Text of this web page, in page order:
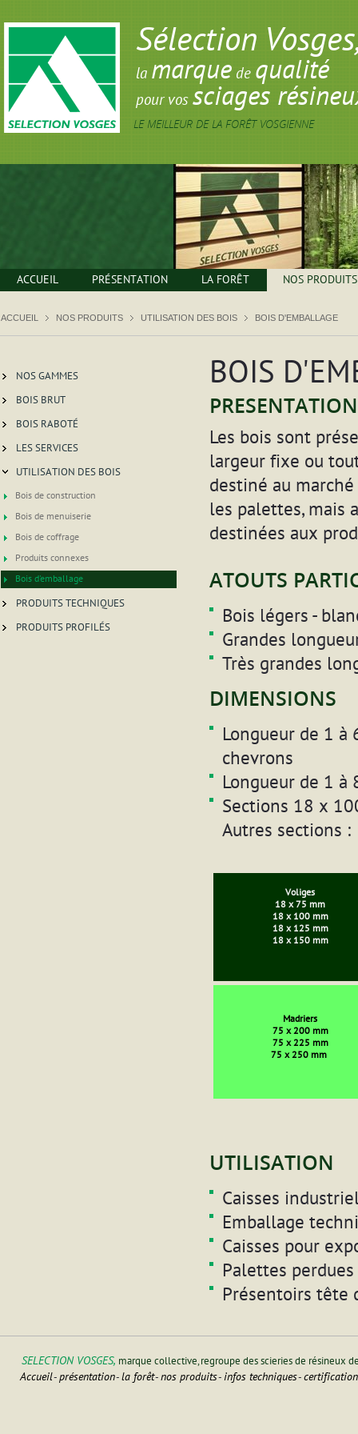
Sélection
la marque de qualité
pour vos sciages
LE MEILLEUR DE LA FORÊT VOSGIENNE
ACCUEIL PRÉSENTATION LA FORÊT NOS PRODUITS
ACCUEIL NOS PRODUITS UTILISATION DES BOIS BOIS D'EMBALLAGE
NOS GAMMES
BOIS BRUT
BOIS RABOTÉ
LES SERVICES
UTILISATION DES BOIS
Bois de construction
Bois de menuiserie
Bois de coffrage
Produits connexes
Bois d'emballage
PRODUITS TECHNIQUES
PRODUITS PROFILÉS
BOIS
Les bois sont
largeur fixe ou
destiné au
les palettes, mais
destinées aux
ATOUTS
Bois légers -
Grandes
Très grandes
DIMENSIONS
Longueur de 1 à
chevrons
Longueur de 1 à
Sections 18 x
Autres sections :
Voliges
18 x 75 mm
18 x 100 mm
18 x 125 mm
18 x 150 mm
Madriers
75 x 200 mm
75 x 225 mm
75 x 250 mm
UTILISATION
Caisses
Emballage
Caisses pour
Palettes
Présentoirs tête
SELECTION VOSGES, marque collective, regroupe des scieries de résineux
Accueil-présentation-la forêt-nos produits-infos techniques-